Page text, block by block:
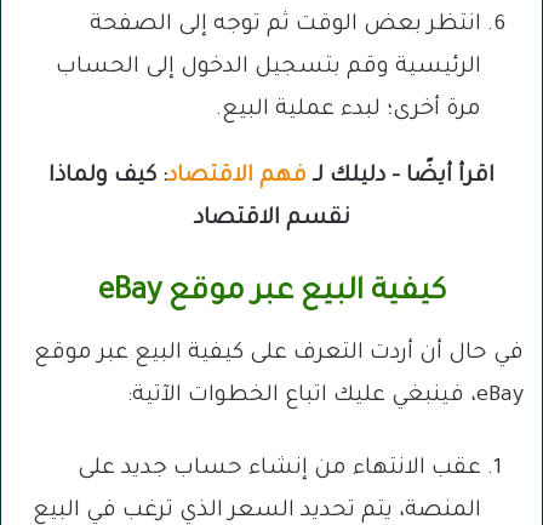
انتظر بعض الوقت ثم توجه إلى الصفحة
الرئيسية وقم بتسجيل الدخول إلى الحساب
مرة أخرى؛ لبدء عملية البيع.
اقرأ أيضًا – دليلك لـ فهم الاقتصاد: كيف ولماذا
نقسم الاقتصاد
كيفية البيع عبر موقع eBay
في حال أن أردت التعرف على كيفية البيع عبر موقع
eBay، فينبغي عليك اتباع الخطوات الآتية:
عقب الانتهاء من إنشاء حساب جديد على
المنصة، يتم تحديد السعر الذي ترغب في البيع